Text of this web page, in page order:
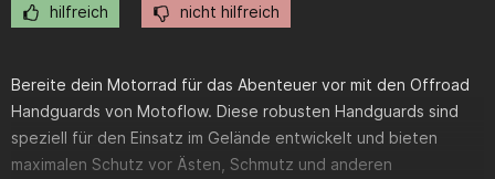
hilfreich nicht hilfreich
Bereite dein Motorrad für das Abenteuer vor mit den Offroad
Handguards von Motoflow. Diese robusten Handguards sind
speziell für den Einsatz im Gelände entwickelt und bieten
maximalen Schutz vor Ästen, Schmutz und anderen